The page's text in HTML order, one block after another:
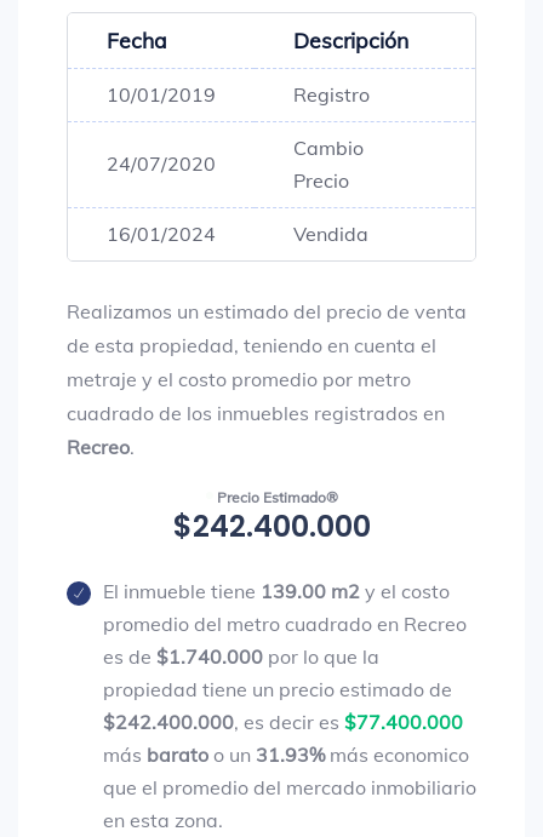
Fecha Descripción
10/01/2019 Registro
24/07/2020
Cambio
Precio
16/01/2024 Vendida
Realizamos un estimado del precio de venta
de esta propiedad, teniendo en cuenta el
metraje y el costo promedio por metro
cuadrado de los inmuebles registrados en
Recreo.
Precio Estimado®
$242.400.000
El inmueble tiene 139.00 m2 y el costo
promedio del metro cuadrado en Recreo
es de $1.740.000 por lo que la
propiedad tiene un precio estimado de
$242.400.000, es decir es $77.400.000
más barato o un 31.93%más economico
que el promedio del mercado inmobiliario
en esta zona.